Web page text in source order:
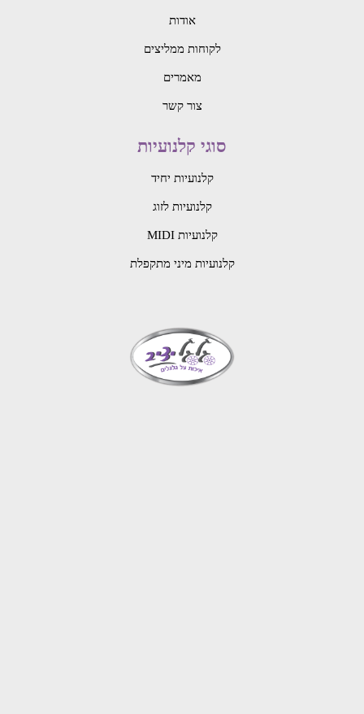
אודות
לקוחות ממליצים
מאמרים
צור קשר
סוגי קלנועיות
קלנועיות יחיד
קלנועיות לזוג
קלנועיות MIDI
קלנועיות מיני מתקפלת